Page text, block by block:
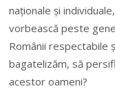
naționale și
vorbească peste
Românii respectabile
bagatelizăm, să
acestor oameni?